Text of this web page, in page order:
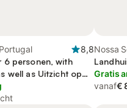
8,8
6 personen, with
well as Uitzicht op
Nossa
Portugal
Gratis
vanaf€